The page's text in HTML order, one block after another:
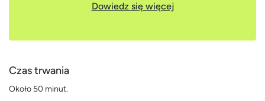
Dowiedz się więcej
Czas trwania
Około 50 minut.